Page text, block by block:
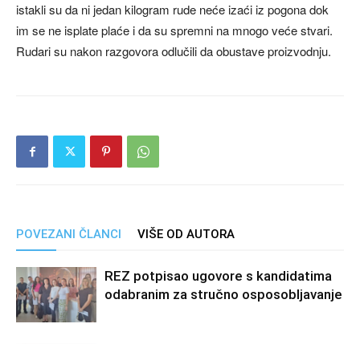
istakli su da ni jedan kilogram rude neće izaći iz pogona dok
im se ne isplate plaće i da su spremni na mnogo veće stvari.
Rudari su nakon razgovora odlučili da obustave proizvodnju.
POVEZANI ČLANCI VIŠE OD AUTORA
REZ potpisao ugovore s kandidatima
odabranim za stručno osposobljavanje